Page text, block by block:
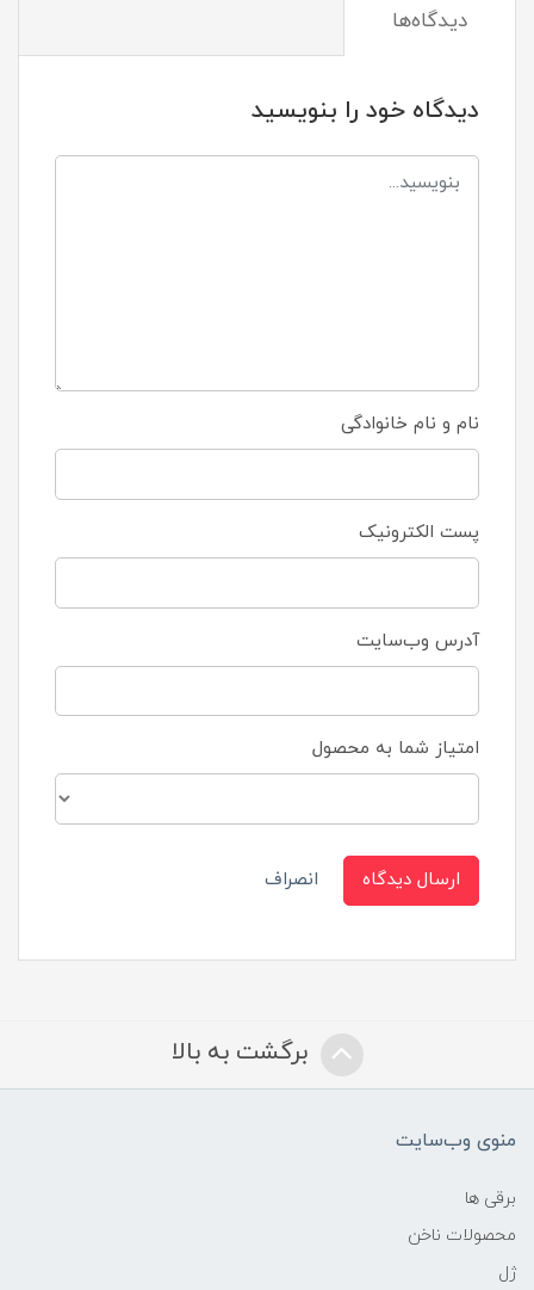
دیدگاه‌ها
دیدگاه خود را بنویسید
نام و نام خانوادگی
پست الکترونیک
آدرس وب‌سایت
امتیاز شما به محصول
ارسال دیدگاه انصراف
برگشت به بالا
منوی وب‌سایت
برقی ها
محصولات ناخن
ژل